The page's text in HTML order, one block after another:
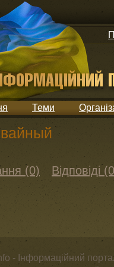
Теми
(0) Відповіді
- Інформаційний